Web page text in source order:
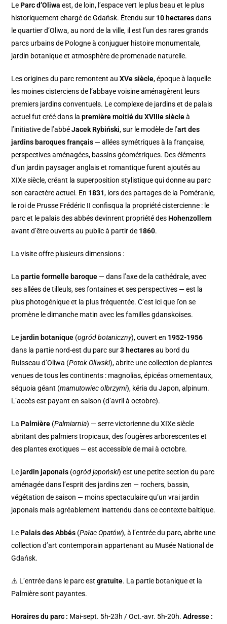
Le Parc d’Oliwa est, de loin, l’espace vert le plus beau et le plus
historiquement chargé de Gdańsk. Étendu sur 10 hectaresdans
le quartier d’Oliwa, au nord de la ville, il est l’un des rares grands
parcs urbains de Pologne à conjuguer histoire monumentale,
jardin botanique et atmosphère de promenade naturelle.
Les origines du parc remontent auXVe siècle, époque à laquelle
les moines cisterciens de l’abbaye voisine aménagèrent leurs
premiers jardins conventuels. Le complexe de jardins et de palais
actuel fut créé dans lapremière moitié du XVIIIe siècleà
l’initiative de l’abbéJacek Rybiński, sur le modèle de l’art des
jardins baroques français — allées symétriques à la française,
perspectives aménagées, bassins géométriques. Des éléments
d’un jardin paysager anglais et romantique furent ajoutés au
XIXe siècle, créant la superposition stylistique qui donne au parc
son caractère actuel. En 1831, lors des partages de la Poméranie,
le roi de Prusse Frédéric II confisqua la propriété cistercienne : le
parc et le palais des abbés devinrent propriété des Hohenzollern
avant d’être ouverts au public à partir de 1860.
La visite offre plusieurs dimensions :
Lapartie formelle baroque — dans l’axe de la cathédrale, avec
ses allées de tilleuls, ses fontaines et ses perspectives — est la
plus photogénique et la plus fréquentée. C’est ici que l’on se
promène le dimanche matin avec les familles gdanskoises.
Lejardin botanique (ogród botaniczny), ouvert en 1952-1956
dans la partie nord-est du parc sur3 hectaresau bord du
Ruisseau d’Oliwa (Potok Oliwski), abrite une collection de plantes
venues de tous les continents : magnolias, épicéas ornementaux,
séquoia géant (mamutowiec olbrzymi), kéria du Japon, alpinum.
L’accès est payant en saison (d’avril à octobre).
La Palmière (Palmiarnia) — serre victorienne du XIXe siècle
abritant des palmiers tropicaux, des fougères arborescentes et
des plantes exotiques — est accessible de mai à octobre.
Lejardin japonais (ogród japoński) est une petite section du parc
aménagée dans l’esprit des jardins zen — rochers, bassin,
végétation de saison — moins spectaculaire qu’un vrai jardin
japonais mais agréablement inattendu dans ce contexte baltique.
Le Palais des Abbés (Pałac Opatów), à l’entrée du parc, abrite une
collection d’art contemporain appartenant au Musée National de
Gdańsk.
⚠️ L’entrée dans le parc estgratuite. La partie botanique et la
Palmière sont payantes.
Horaires du parc : Mai-sept. 5h-23h / Oct.-avr. 5h-20h.Adresse :